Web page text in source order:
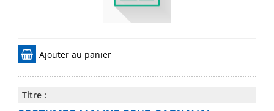
Ajouter au panier
Titre :